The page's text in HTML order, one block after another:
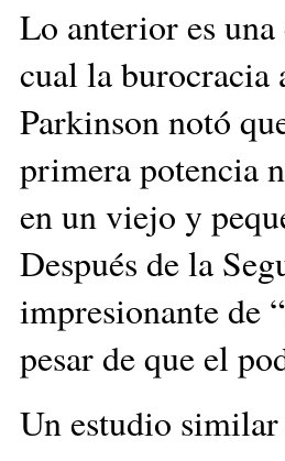
Lo anterior es
cual la burocracia
Parkinson notó
primera potencia
en un viejo y
Después de la
impresionante de
pesar de que el
Un estudio